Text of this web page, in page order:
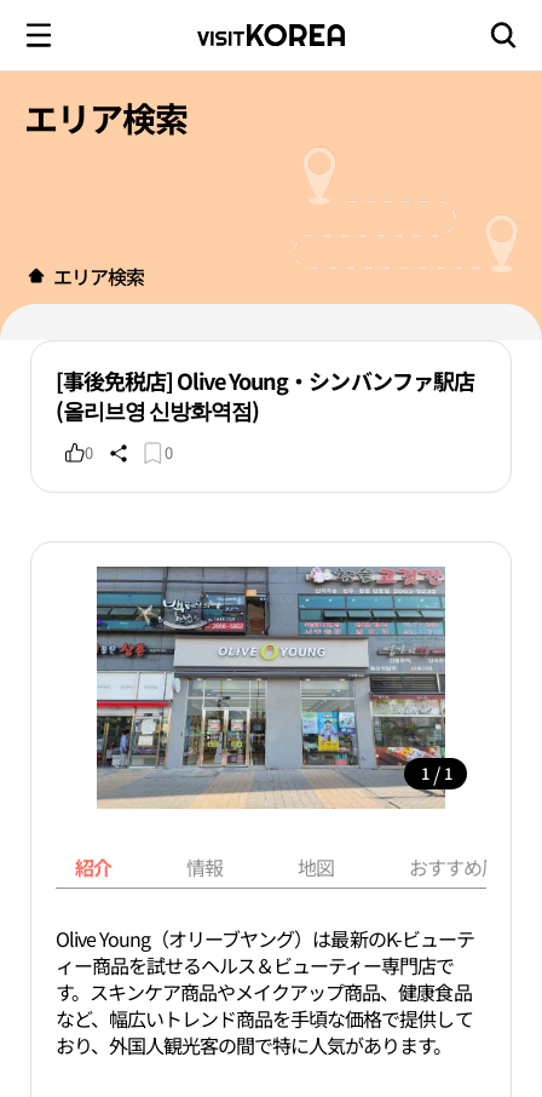
エリア検索
エリア検索
[事後免税店] Olive Young・シンバンファ駅店
(올리브영 신방화역점)
0 0
1 / 1
紹介 情報 地図 おすすめ周辺
Olive Young（オリーブヤング）は最新のK-ビューテ
ィー商品を試せるヘルス＆ビューティー専門店で
す。スキンケア商品やメイクアップ商品、健康食品
など、幅広いトレンド商品を手頃な価格で提供して
おり、外国人観光客の間で特に人気があります。